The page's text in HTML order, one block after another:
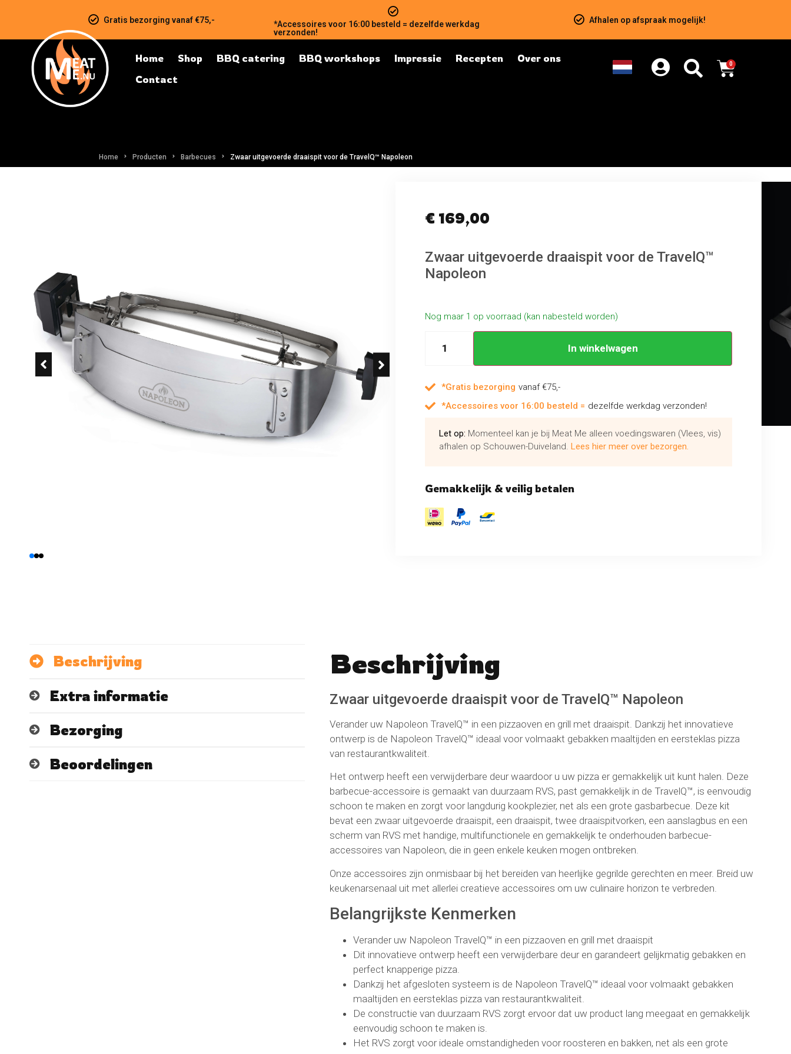
Gratis bezorging vanaf €75,-
*Accessoires voor 16:00 besteld = dezelfde werkdag
verzonden!
Afhalen op afspraak mogelijk!
Home Shop BBQ catering BBQ workshops Impressie Recepten
Over ons
Contact
0
Home Producten Barbecues Zwaar uitgevoerde draaispit voor de TravelQ™ Napoleon
€ 169,00
Zwaar uitgevoerde draaispit voor de TravelQ™
Napoleon
Nog maar 1 op voorraad (kan nabesteld worden)
In winkelwagen
*Gratis bezorging vanaf €75,-
*Accessoires voor 16:00 besteld = dezelfde werkdag verzonden!
Let op: Momenteel kan je bij Meat Me alleen voedingswaren (Vlees, vis)
afhalen op Schouwen-Duiveland. Lees hier meer over bezorgen.
Gemakkelijk & veilig betalen
Beschrijving
Extra informatie
Bezorging
Beoordelingen
Beschrijving
Zwaar uitgevoerde draaispit voor de TravelQ™ Napoleon
Verander uw Napoleon TravelQ™ in een pizzaoven en grill met draaispit. Dankzij het innovatieve
ontwerp is de Napoleon TravelQ™ ideaal voor volmaakt gebakken maaltijden en eersteklas pizza
van restaurantkwaliteit.
Het ontwerp heeft een verwijderbare deur waardoor u uw pizza er gemakkelijk uit kunt halen. Deze
barbecue-accessoire is gemaakt van duurzaam RVS, past gemakkelijk in de TravelQ™, is eenvoudig
schoon te maken en zorgt voor langdurig kookplezier, net als een grote gasbarbecue. Deze kit
bevat een zwaar uitgevoerde draaispit, een draaispit, twee draaispitvorken, een aanslagbus en een
scherm van RVS met handige, multifunctionele en gemakkelijk te onderhouden barbecue-
accessoires van Napoleon, die in geen enkele keuken mogen ontbreken.
Onze accessoires zijn onmisbaar bij het bereiden van heerlijke gegrilde gerechten en meer. Breid uw
keukenarsenaal uit met allerlei creatieve accessoires om uw culinaire horizon te verbreden.
Belangrijkste Kenmerken
Verander uw Napoleon TravelQ™ in een pizzaoven en grill met draaispit
Dit innovatieve ontwerp heeft een verwijderbare deur en garandeert gelijkmatig gebakken en
perfect knapperige pizza.
Dankzij het afgesloten systeem is de Napoleon TravelQ™ ideaal voor volmaakt gebakken
maaltijden en eersteklas pizza van restaurantkwaliteit.
De constructie van duurzaam RVS zorgt ervoor dat uw product lang meegaat en gemakkelijk
eenvoudig schoon te maken is.
Het RVS zorgt voor ideale omstandigheden voor roosteren en bakken, net als een grote
No reviews found Schrijf een beoordeling